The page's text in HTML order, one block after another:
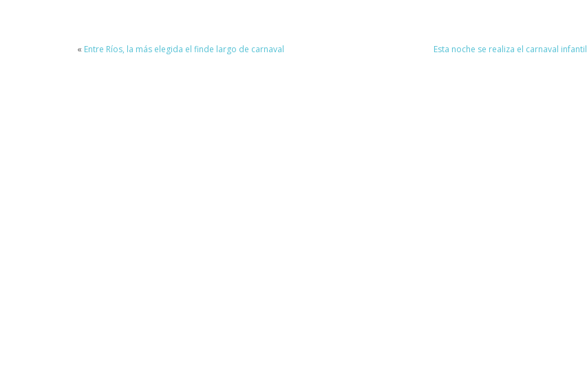
« Entre Ríos, la más elegida el finde largo de carnaval Esta noche se realiza el carnaval infantil